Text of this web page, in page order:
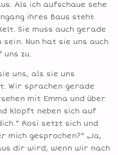
Als ich aufschaue sehe
ihres Baus steht
Sie muss auch gerade
Nun hat sie uns auch
zu.
uns, als sie uns
Wir sprachen gerade
mit Emma und über
klopft neben sich auf
Rosi setzt sich und
gesprochen?“ „Ja,
dir wird, wenn wir nach